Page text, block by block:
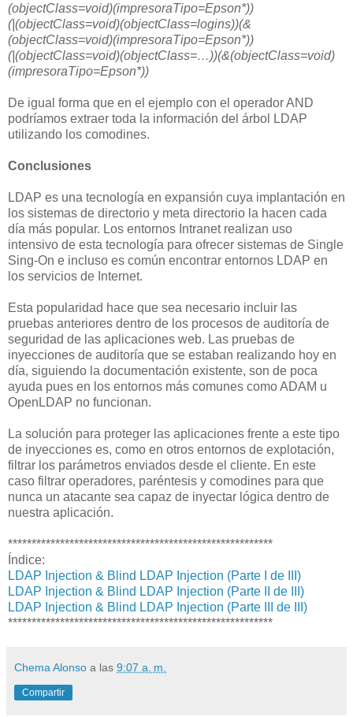
(objectClass=void)(impresoraTipo=Epson*))
(|(objectClass=void)(objectClass=logins))(&
(objectClass=void)(impresoraTipo=Epson*))
(|(objectClass=void)(objectClass=…))(&(objectClass=void)
(impresoraTipo=Epson*))
De igual forma que en el ejemplo con el operador AND
podríamos extraer toda la información del árbol LDAP
utilizando los comodines.
Conclusiones
LDAP es una tecnología en expansión cuya implantación en
los sistemas de directorio y meta directorio la hacen cada
día más popular. Los entornos Intranet realizan uso
intensivo de esta tecnología para ofrecer sistemas de Single
Sing-On e incluso es común encontrar entornos LDAP en
los servicios de Internet.
Esta popularidad hace que sea necesario incluir las
pruebas anteriores dentro de los procesos de auditoría de
seguridad de las aplicaciones web. Las pruebas de
inyecciones de auditoría que se estaban realizando hoy en
día, siguiendo la documentación existente, son de poca
ayuda pues en los entornos más comunes como ADAM u
OpenLDAP no funcionan.
La solución para proteger las aplicaciones frente a este tipo
de inyecciones es, como en otros entornos de explotación,
filtrar los parámetros enviados desde el cliente. En este
caso filtrar operadores, paréntesis y comodines para que
nunca un atacante sea capaz de inyectar lógica dentro de
nuestra aplicación.
********************************************************
Índice:
LDAP Injection & Blind LDAP Injection (Parte I de III)
LDAP Injection & Blind LDAP Injection (Parte II de III)
LDAP Injection & Blind LDAP Injection (Parte III de III)
********************************************************
Chema Alonso a las 9:07 a. m.
Compartir